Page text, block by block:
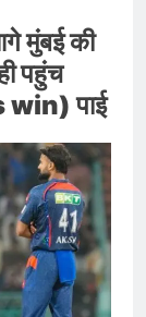
मुंबई की
पहुंच
पाई